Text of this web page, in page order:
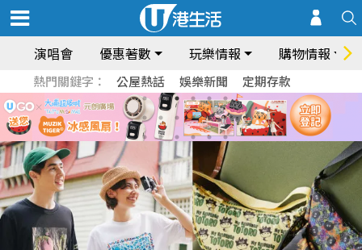
演唱會 優惠著數 玩樂情報 購物情報
熱門關鍵字： 公屋熱話 娛樂新聞 定期存款